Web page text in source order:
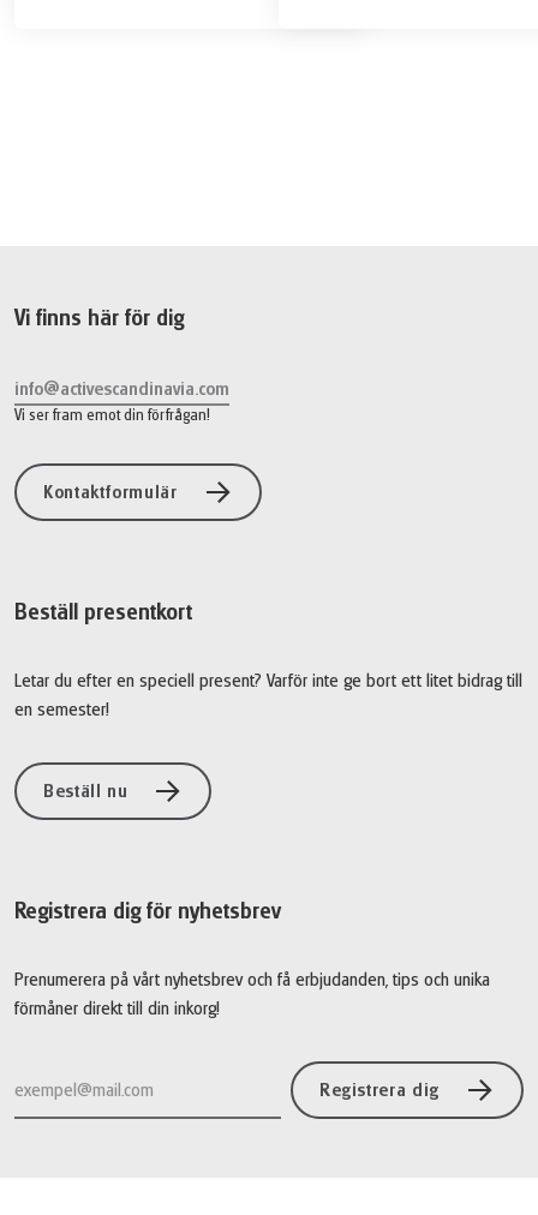
Vi finns här för dig
info@activescandinavia.com
Vi ser fram emot din förfrågan!
Kontaktformulär
Beställ presentkort
Letar du efter en speciell present? Varför inte ge bort ett litet bidrag till
en semester!
Beställ nu
Registrera dig för nyhetsbrev
Prenumerera på vårt nyhetsbrev och få erbjudanden, tips och unika
förmåner direkt till din inkorg!
Registrera dig